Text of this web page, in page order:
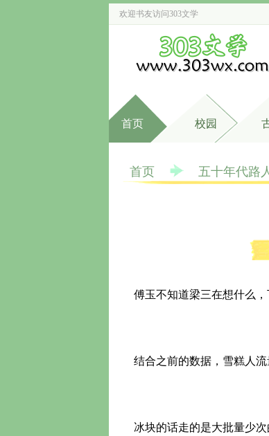
欢迎书友访问303文学
首页 校园
首页 五十年代路
傅玉不知道梁三在想什么，
结合之前的数据，雪糕人流
冰块的话走的是大批量少次